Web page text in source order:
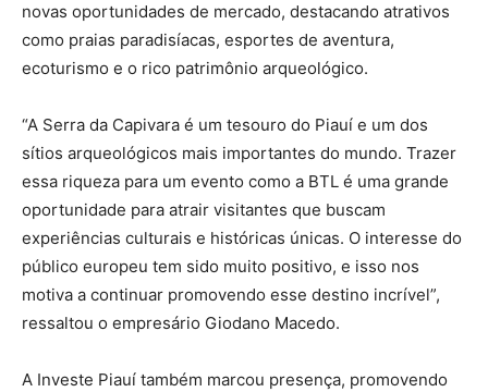
novas oportunidades de mercado, destacando atrativos
como praias paradisíacas, esportes de aventura,
ecoturismo e o rico patrimônio arqueológico.
“A Serra da Capivara é um tesouro do Piauí e um dos
sítios arqueológicos mais importantes do mundo. Trazer
essa riqueza para um evento como a BTL é uma grande
oportunidade para atrair visitantes que buscam
experiências culturais e históricas únicas. O interesse do
público europeu tem sido muito positivo, e isso nos
motiva a continuar promovendo esse destino incrível”,
ressaltou o empresário Giodano Macedo.
A Investe Piauí também marcou presença, promovendo